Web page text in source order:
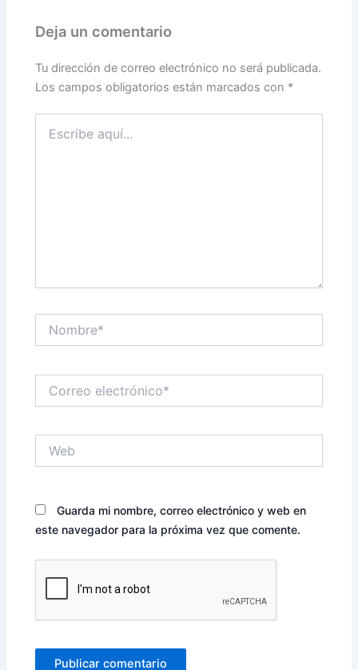
Deja un comentario
Tu dirección de correo electrónico no será publicada.
Los campos obligatorios están marcados con *
aquí...
electrónico*
Guarda mi nombre, correo electrónico y web en
este navegador para la próxima vez que comente.